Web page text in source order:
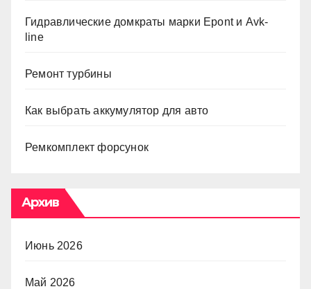
Гидравлические домкраты марки Epont и Avk-
line
Ремонт турбины
Как выбрать аккумулятор для авто
Ремкомплект форсунок
Архив
Июнь 2026
Май 2026